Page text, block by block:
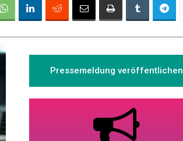
Pressemeldung veröffentlichen